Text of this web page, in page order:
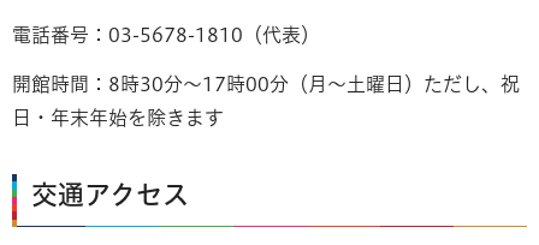
電話番号：03-5678-1810（代表）
開館時間：8時30分～17時00分（月～土曜日）ただし、祝
日・年末年始を除きます
交通アクセス